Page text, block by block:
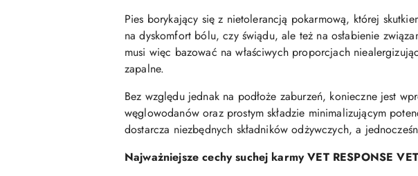
Pies borykający się z nietolerancją pokarmową, której
na dyskomfort bólu, czy świądu, ale też na osłabienie
musi więc bazować na właściwych proporcjach
zapalne.
Bez względu jednak na podłoże zaburzeń, konieczne jest
węglowodanów oraz prostym składzie minimalizującym
dostarcza niezbędnych składników odżywczych, a
Najważniejsze cechy suchej karmy VET RESPONSE